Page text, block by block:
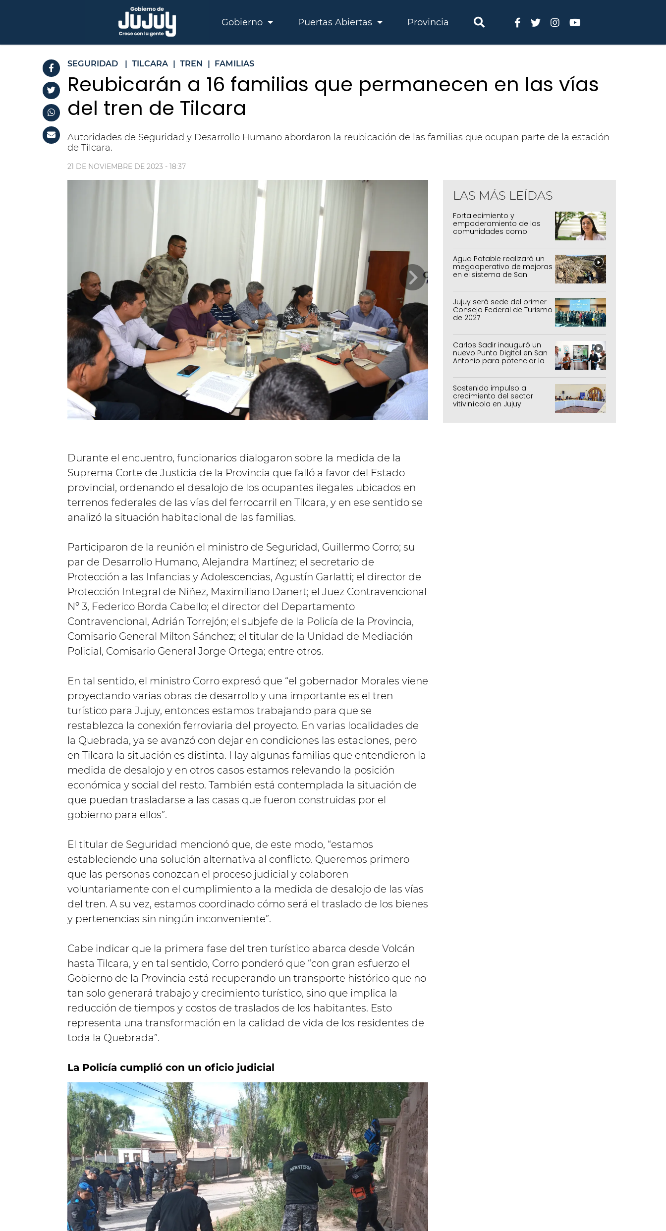
Gobierno Puertas Abiertas Provincia
SEGURIDAD | TILCARA | TREN | FAMILIAS
Reubicarán a 16 familias que permanecen en las vías
del tren de Tilcara
Autoridades de Seguridad y Desarrollo Humano abordaron la reubicación de las familias que ocupan parte de la estación
de Tilcara.
21 DE NOVIEMBRE DE 2023 - 18:37
Durante el encuentro, funcionarios dialogaron sobre la medida de la
Suprema Corte de Justicia de la Provincia que falló a favor del Estado
provincial, ordenando el desalojo de los ocupantes ilegales ubicados en
terrenos federales de las vías del ferrocarril en Tilcara, y en ese sentido se
analizó la situación habitacional de las familias.
Participaron de la reunión el ministro de Seguridad, Guillermo Corro; su
par de Desarrollo Humano, Alejandra Martínez; el secretario de
Protección a las Infancias y Adolescencias, Agustín Garlatti; el director de
Protección Integral de Niñez, Maximiliano Danert; el Juez Contravencional
Nº 3, Federico Borda Cabello; el director del Departamento
Contravencional, Adrián Torrejón; el subjefe de la Policía de la Provincia,
Comisario General Milton Sánchez; el titular de la Unidad de Mediación
Policial, Comisario General Jorge Ortega; entre otros.
En tal sentido, el ministro Corro expresó que “el gobernador Morales viene
proyectando varias obras de desarrollo y una importante es el tren
turístico para Jujuy, entonces estamos trabajando para que se
restablezca la conexión ferroviaria del proyecto. En varias localidades de
la Quebrada, ya se avanzó con dejar en condiciones las estaciones, pero
en Tilcara la situación es distinta. Hay algunas familias que entendieron la
medida de desalojo y en otros casos estamos relevando la posición
económica y social del resto. También está contemplada la situación de
que puedan trasladarse a las casas que fueron construidas por el
gobierno para ellos”.
El titular de Seguridad mencionó que, de este modo, “estamos
estableciendo una solución alternativa al conflicto. Queremos primero
que las personas conozcan el proceso judicial y colaboren
voluntariamente con el cumplimiento a la medida de desalojo de las vías
del tren. A su vez, estamos coordinado cómo será el traslado de los bienes
y pertenencias sin ningún inconveniente”.
Cabe indicar que la primera fase del tren turístico abarca desde Volcán
hasta Tilcara, y en tal sentido, Corro ponderó que “con gran esfuerzo el
Gobierno de la Provincia está recuperando un transporte histórico que no
tan solo generará trabajo y crecimiento turístico, sino que implica la
reducción de tiempos y costos de traslados de los habitantes. Esto
representa una transformación en la calidad de vida de los residentes de
toda la Quebrada”.
La Policía cumplió con un oficio judicial
LAS MÁS LEÍDAS
Fortalecimiento y
empoderamiento de las
comunidades como
Agua Potable realizará un
megaoperativo de mejoras
en el sistema de San
Jujuy será sede del primer
Consejo Federal de Turismo
de 2027
Carlos Sadir inauguró un
nuevo Punto Digital en San
Antonio para potenciar la
inclusión tecnológica
Sostenido impulso al
crecimiento del sector
vitivinícola en Jujuy